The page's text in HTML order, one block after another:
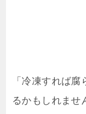
「冷凍すれば
るかもしれませ